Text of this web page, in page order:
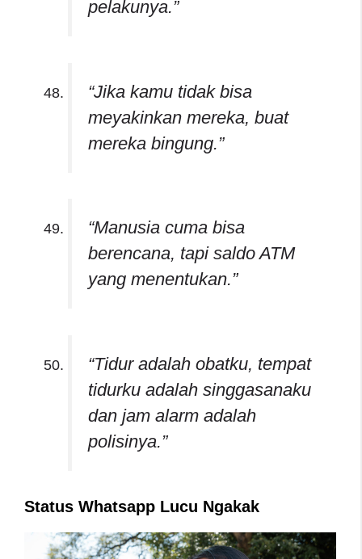
pelakunya.”
“Jika kamu tidak bisa
meyakinkan mereka, buat
mereka bingung.”
“Manusia cuma bisa
berencana, tapi saldo ATM
yang menentukan.”
“Tidur adalah obatku, tempat
tidurku adalah singgasanaku
dan jam alarm adalah
polisinya.”
Status Whatsapp Lucu Ngakak